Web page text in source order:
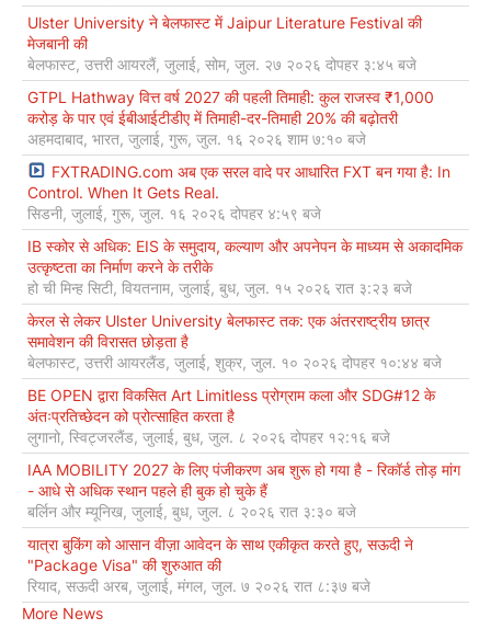
Ulster University ने बेलफास्ट में Jaipur Literature Festival की
मेजबानी की
बेलफास्ट, उत्तरी आयरलैं, जुलाई, सोम, जुल. २७ २०२६ दोपहर ३:४५ बजे
GTPL Hathway वित्त वर्ष 2027 की पहली तिमाही: कुल राजस्व ₹1,000
करोड़ के पार एवं ईबीआईटीडीए में तिमाही-दर-तिमाही 20% की बढ़ोतरी
अहमदाबाद, भारत, जुलाई, गुरू, जुल. १६ २०२६ शाम ७:१० बजे
FXTRADING.com अब एक सरल वादे पर आधारित FXT बन गया है: In
Control. When It Gets Real.
सिडनी, जुलाई, गुरू, जुल. १६ २०२६ दोपहर ४:५९ बजे
IB स्कोर से अधिक: EIS के समुदाय, कल्याण और अपनेपन के माध्यम से अकादमिक
उत्कृष्टता का निर्माण करने के तरीके
हो ची मिन्ह सिटी, वियतनाम, जुलाई, बुध, जुल. १५ २०२६ रात ३:२३ बजे
केरल से लेकर Ulster University बेलफास्ट तक: एक अंतरराष्ट्रीय छात्र
समावेशन की विरासत छोड़ता है
बेलफास्ट, उत्तरी आयरलैंड, जुलाई, शुक्र, जुल. १० २०२६ दोपहर १०:४४ बजे
BE OPEN द्वारा विकसित Art Limitless प्रोग्राम कला और SDG#12 के
अंतःप्रतिच्छेदन को प्रोत्साहित करता है
लुगानो, स्विट्जरलैंड, जुलाई, बुध, जुल. ८ २०२६ दोपहर १२:१६ बजे
IAA MOBILITY 2027 के लिए पंजीकरण अब शुरू हो गया है - रिकॉर्ड तोड़ मांग
- आधे से अधिक स्थान पहले ही बुक हो चुके हैं
बर्लिन और म्यूनिख, जुलाई, बुध, जुल. ८ २०२६ रात ३:३० बजे
यात्रा बुकिंग को आसान वीज़ा आवेदन के साथ एकीकृत करते हुए, सऊदी ने
"Package Visa" की शुरुआत की
रियाद, सऊदी अरब, जुलाई, मंगल, जुल. ७ २०२६ रात ८:३७ बजे
More News